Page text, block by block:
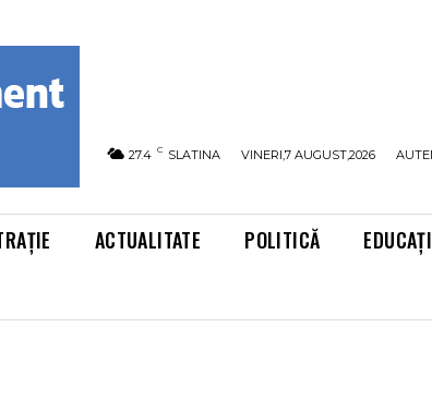
27.4 C SLATINA VINERI,7 AUGUST,2026
ACTUALITATE POLITICĂ